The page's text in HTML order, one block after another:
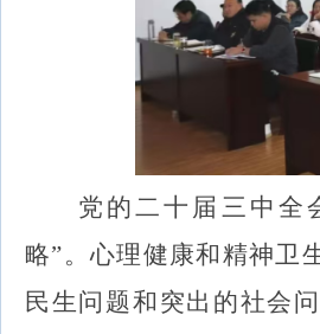
党的二十届三中全
略”。心理健康和精神卫
民生问题和突出的社会